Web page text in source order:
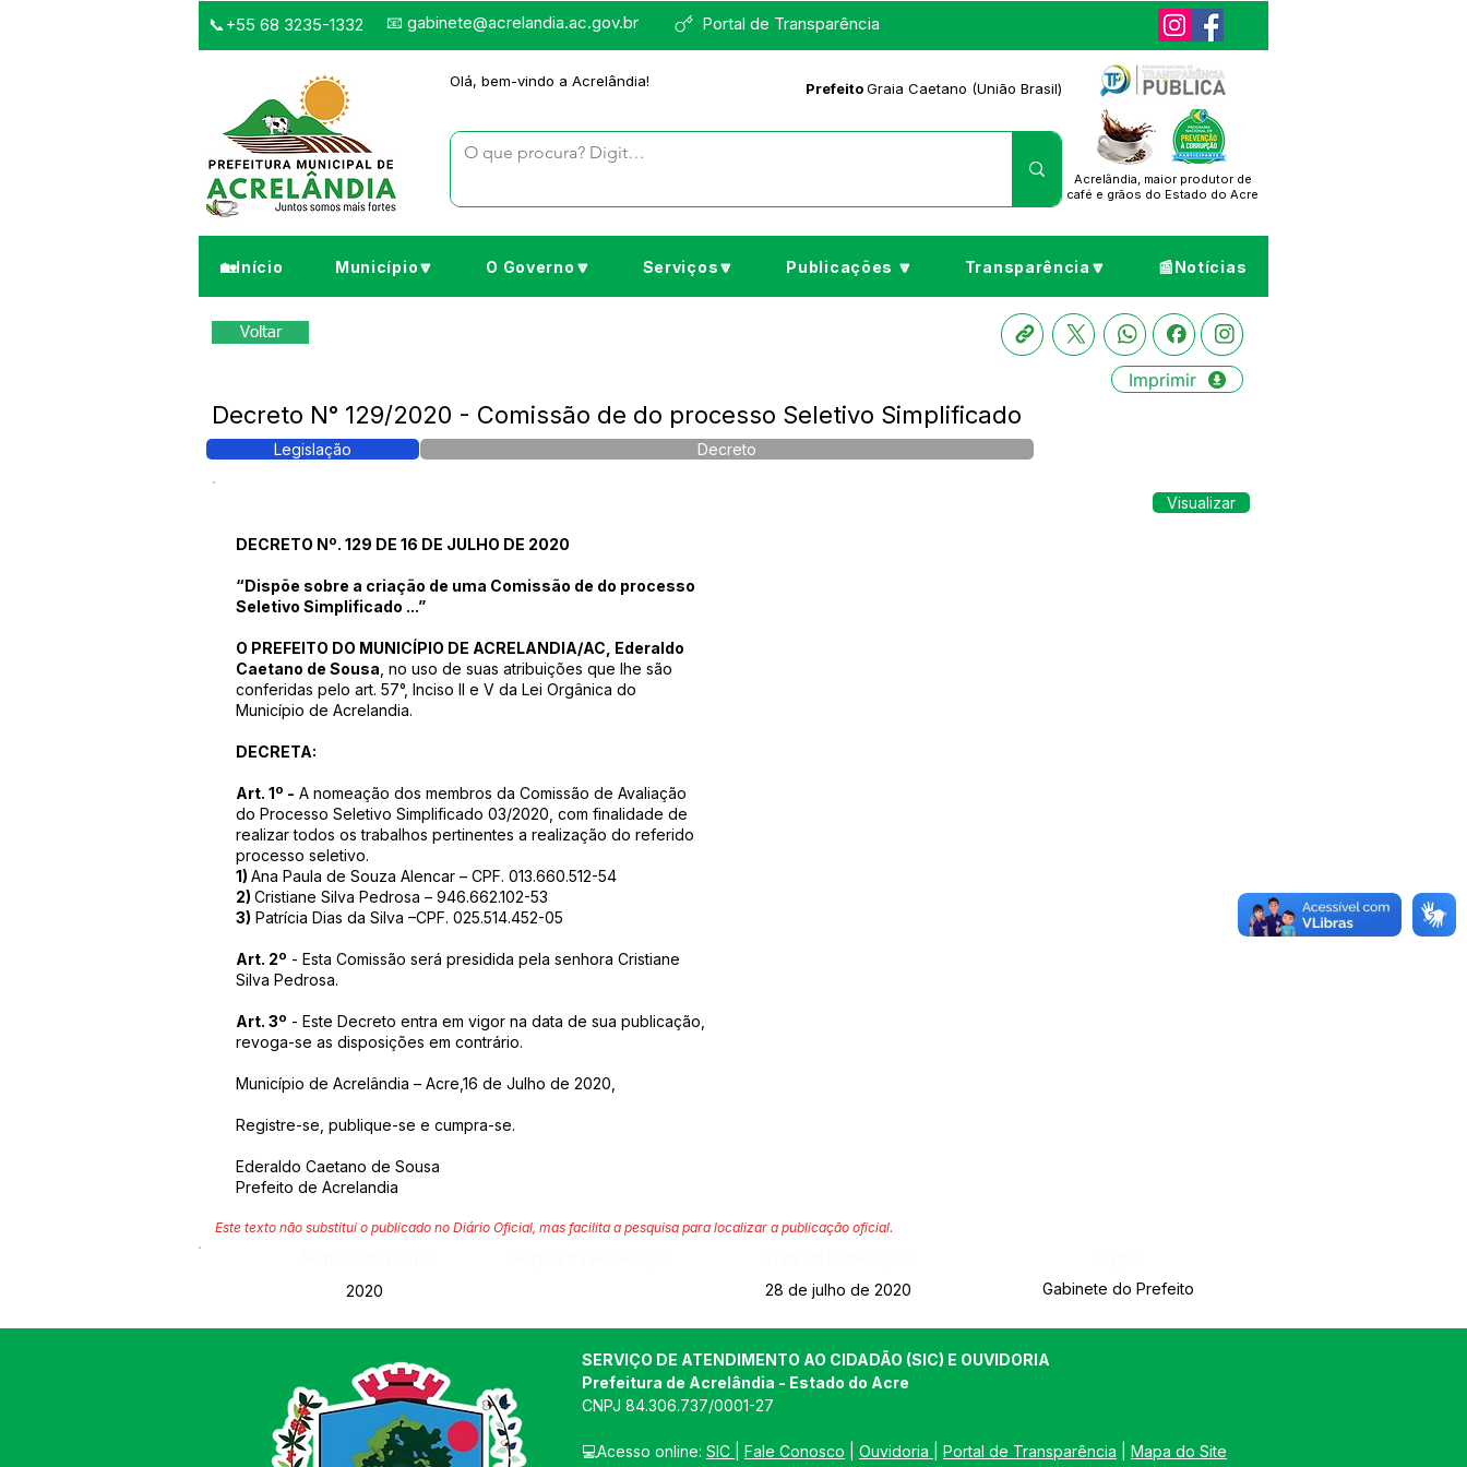
Portal de Transparência
📞+55 68 3235-1332 📧 gabinete@acrelandia.ac.gov.br
Olá, bem-vindo a Acrelândia! PrefeitoGraia Caetano (União Brasil)
Acrelândia, maior produtor de
café e grãos do Estado do Acre
🏡Início Município🔽 O Governo🔽 Serviços🔽 Publicações 🔽 Transparência🔽 📰Notícias
Voltar
Imprimir
Decreto N° 129/2020 - Comissão de do processo Seletivo Simplificado
Legislação Decreto
Visualizar
DECRETO Nº. 129 DE 16 DE JULHO DE 2020
“Dispõe sobre a criação de uma Comissão de do processo
Seletivo Simplificado ...”
O PREFEITO DO MUNICÍPIO DE ACRELANDIA/AC, Ederaldo
Caetano de Sousa , no uso de suas atribuições que lhe são
conferidas pelo art. 57°, Inciso II e V da Lei Orgânica do
Município de Acrelandia.
DECRETA:
Art. 1º - A nomeação dos membros da Comissão de Avaliação
do Processo Seletivo Simplificado 03/2020, com finalidade de
realizar todos os trabalhos pertinentes a realização do referido
processo seletivo.
1) Ana Paula de Souza Alencar – CPF. 013.660.512-54
2) Cristiane Silva Pedrosa – 946.662.102-53
3) Patrícia Dias da Silva –CPF. 025.514.452-05
Art. 2º - Esta Comissão será presidida pela senhora Cristiane
Silva Pedrosa.
Art. 3º - Este Decreto entra em vigor na data de sua publicação,
revoga-se as disposições em contrário.
Município de Acrelândia – Acre,16 de Julho de 2020,
Registre-se, publique-se e cumpra-se.
Ederaldo Caetano de Sousa
Prefeito de Acrelandia
Este texto não substitui o publicado no Diário Oficial, mas facilita a pesquisa para localizar a publicação oficial.
2020
28 de julho de 2020 Gabinete do Prefeito
SERVIÇO DE ATENDIMENTO AO CIDADÃO (SIC) E OUVIDORIA
Prefeitura de Acrelândia - Estado do Acre
CNPJ 84.306.737/0001-27
💻Acesso online: SIC Fale Conosco Ouvidoria Portal de Transparência Mapa do Site